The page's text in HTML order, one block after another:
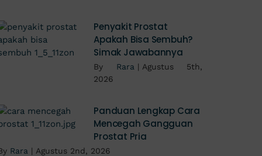
Penyakit Prostat
Apakah Bisa Sembuh?
Simak Jawabannya
By Rara | Agustus 5th,
2026
Panduan Lengkap Cara
Mencegah Gangguan
Prostat Pria
Rara | Agustus 2nd, 2026